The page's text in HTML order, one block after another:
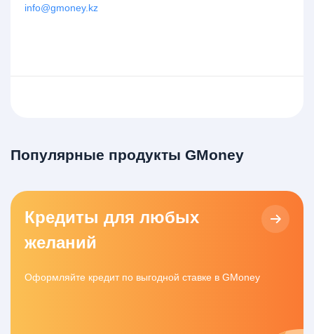
info@gmoney.kz
Популярные продукты GMoney
Кредиты для любых
желаний
Оформляйте кредит по выгодной ставке в GMoney